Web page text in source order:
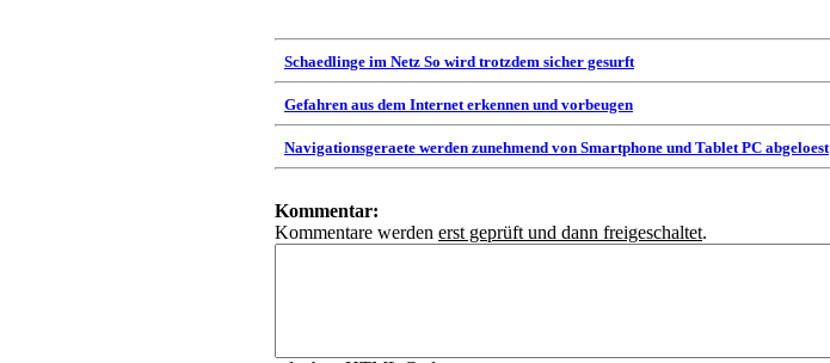
Schaedlinge im Netz So wird trotzdem sicher gesurft
Gefahren aus dem Internet erkennen und vorbeugen
Navigationsgeraete werden zunehmend von Smartphone und Tablet PC abgeloest
Kommentar:
Kommentare werden erst geprüft und dann freigeschaltet.